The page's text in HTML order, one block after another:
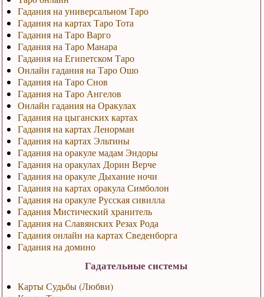
Гадания на универсальном Таро
Гадания на картах Таро Тота
Гадания на Таро Варго
Гадания на Таро Манара
Гадания на Египетском Таро
Онлайн гадания на Таро Ошо
Гадания на Таро Снов
Гадания на Таро Ангелов
Онлайн гадания на Оракулах
Гадания на цыганских картах
Гадания на картах Ленорман
Гадания на картах Эльтины
Гадания на оракуле мадам Эндоры
Гадания на оракулах Дорин Верче
Гадания на оракуле Дыхание ночи
Гадания на картах оракула Симболон
Гадания на оракуле Русская сивилла
Гадания Мистический хранитель
Гадания на Славянских Резах Рода
Гадания онлайн на картах Сведенборга
Гадания на домино
Гадательные системы
Карты Судьбы (Любви)